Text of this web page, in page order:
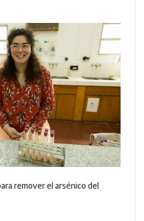
remover el arsénico del